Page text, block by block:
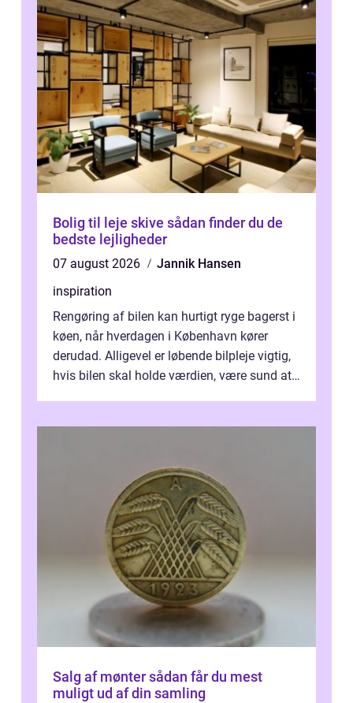
Bolig til leje skive sådan finder du de
bedste lejligheder
07 august 2026
Jannik Hansen
inspiration
Rengøring af bilen kan hurtigt ryge bagerst i
køen, når hverdagen i København kører
derudad. Alligevel er løbende bilpleje vigtig,
hvis bilen skal holde værdien, være sund at
Salg af mønter sådan får du mest
muligt ud af din samling